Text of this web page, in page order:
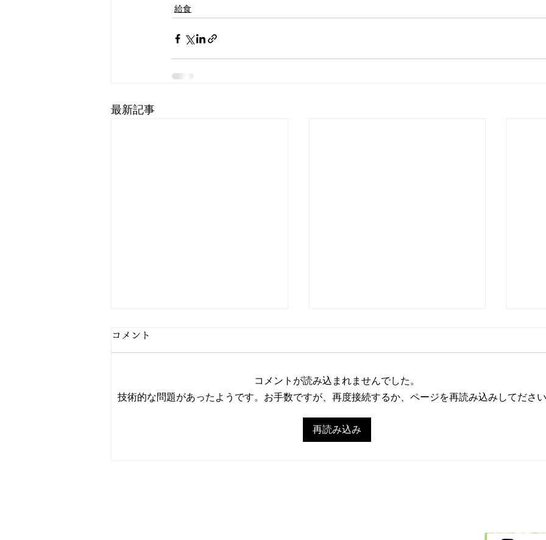
給食
最新記事
2/27 今日の献立 2/26 今日の献立 2/
コメント
コメントが読み込まれませんでした。
技術的な問題があったようです。お手数ですが、再度接続するか、ページを再読み込みしてださ
再読み込み